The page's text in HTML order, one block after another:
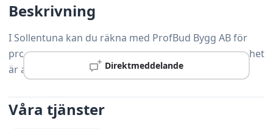
Direktmeddelande
Beskrivning
I Sollentuna kan du räkna med ProfBud Bygg AB för
professionell snickeriservice – kvalitet och kundnöjdhet
är alltid prioritet.
Våra tjänster